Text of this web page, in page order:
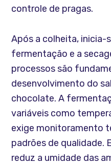
controle de pragas.
Após a colheita, inicia-
fermentação e a
processos são
desenvolvimento do
chocolate. A
variáveis como
exige monitoramento
padrões de qualidade.
reduz a umidade das